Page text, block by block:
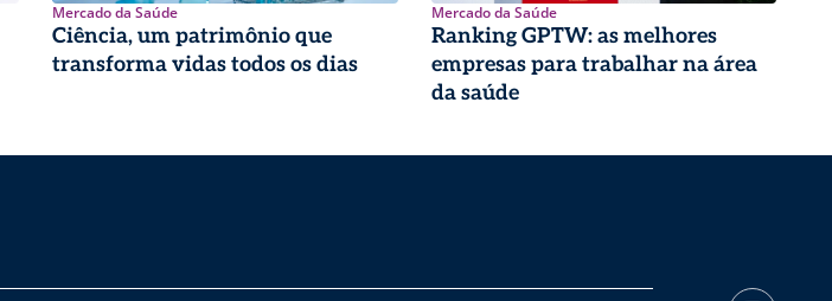
Mercado da Saúde
Ciência, um patrimônio que
transforma vidas todos os dias
Mercado da Saúde
Ranking GPTW: as melhores
empresas para trabalhar na área
da saúde